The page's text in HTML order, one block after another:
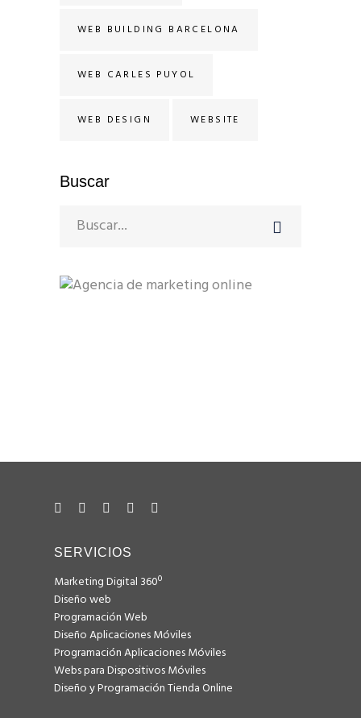
WEB BUILDING BARCELONA
WEB CARLES PUYOL
WEB DESIGN WEBSITE
Buscar
Search
for:
SERVICIOS
Marketing Digital 360º
Diseño web
Programación Web
Diseño Aplicaciones Móviles
Programación Aplicaciones Móviles
Webs para Dispositivos Móviles
Diseño y Programación Tienda Online